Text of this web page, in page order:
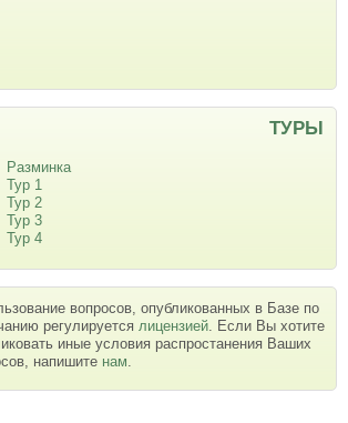
ТУРЫ
Разминка
Тур 1
Тур 2
Тур 3
Тур 4
вопросов, опубликованных в Базе по
регулируется лицензией. Если Вы хотите
иные условия распростанения Ваших
напишите нам.